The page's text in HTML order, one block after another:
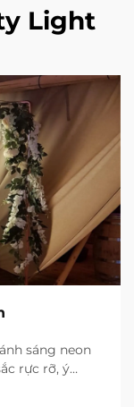
Light
sáng neon
rực rỡ, ý